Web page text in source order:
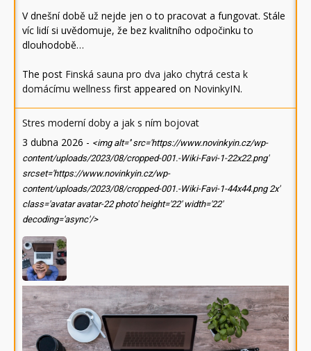
V dnešní době už nejde jen o to pracovat a fungovat. Stále
víc lidí si uvědomuje, že bez kvalitního odpočinku to
dlouhodobě…
The post Finská sauna pro dva jako chytrá cesta k
domácímu wellness first appeared on NovinkyIN.
Stres moderní doby a jak s ním bojovat
3 dubna 2026 - <img alt='' src='https://www.novinkyin.cz/wp-
content/uploads/2023/08/cropped-001.-Wiki-Favi-1-22x22.png'
srcset='https://www.novinkyin.cz/wp-
content/uploads/2023/08/cropped-001.-Wiki-Favi-1-44x44.png 2x'
class='avatar avatar-22 photo' height='22' width='22'
decoding='async'/>